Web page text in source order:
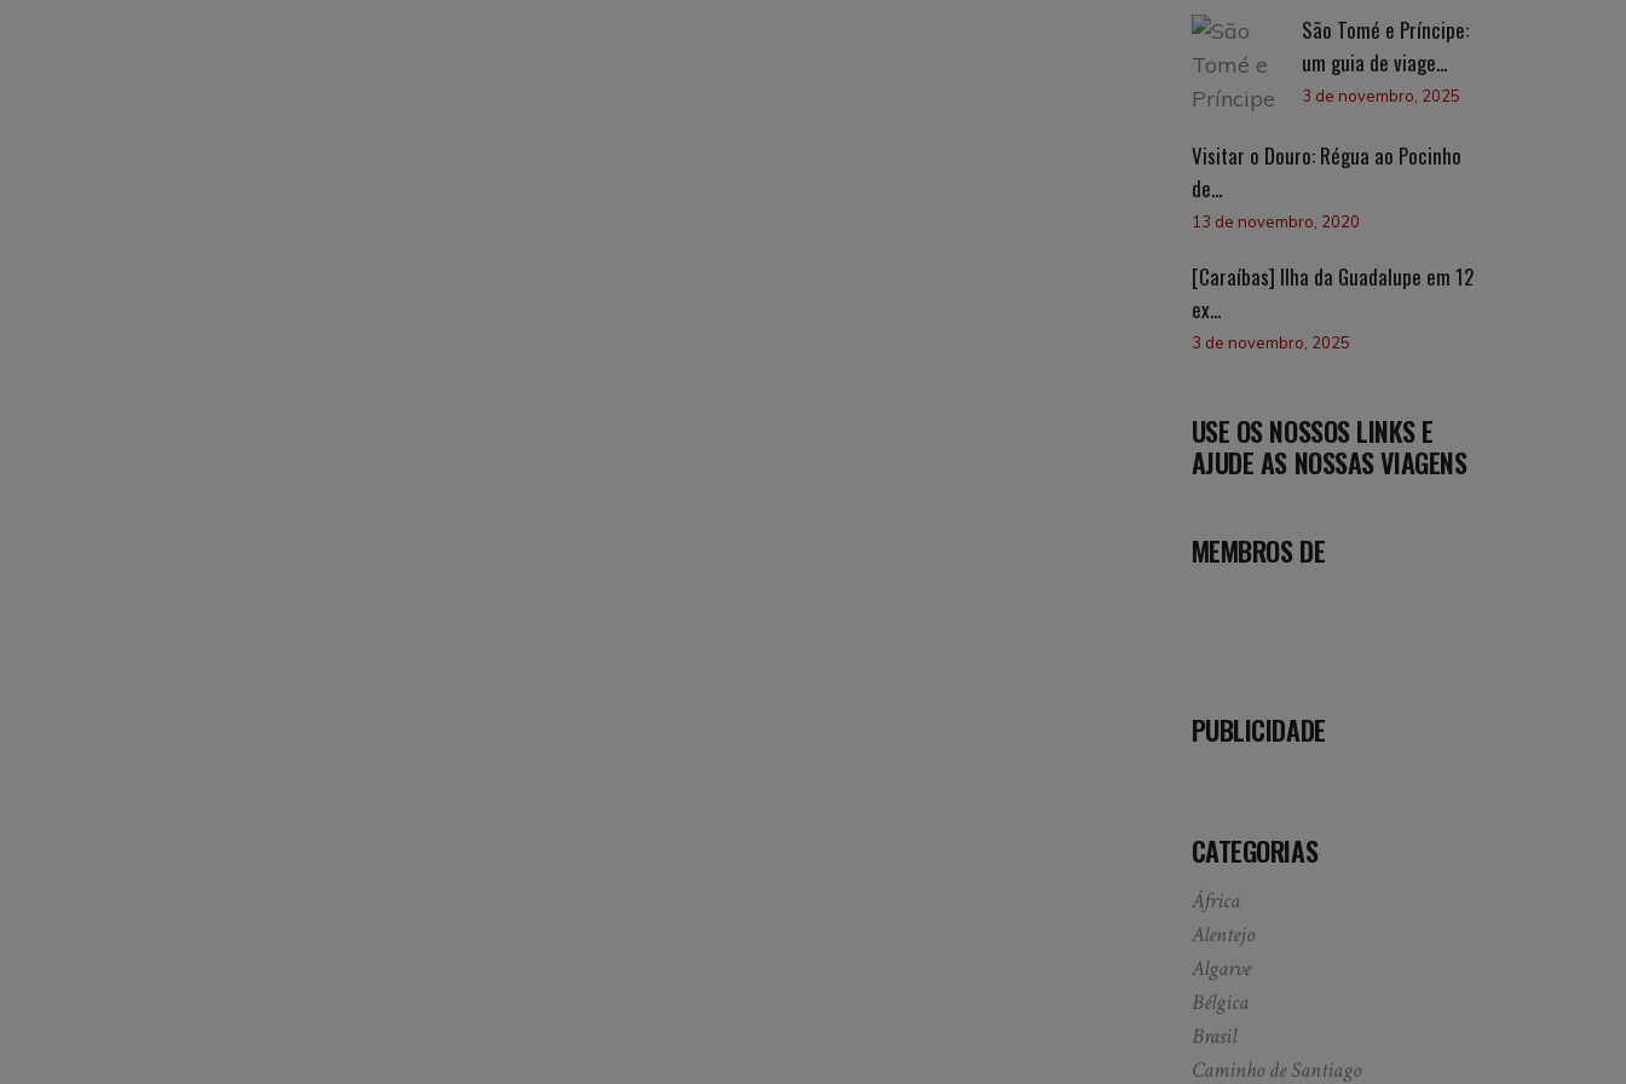
São Tomé e Príncipe:
um guia de viage...
3 de novembro, 2025
Visitar o Douro: Régua ao Pocinho
de...
13 de novembro, 2020
[Caraíbas] Ilha da Guadalupe em 12
ex...
3 de novembro, 2025
USE OS NOSSOS LINKS E
AJUDE AS NOSSAS VIAGENS
MEMBROS DE
PUBLICIDADE
CATEGORIAS
África
Alentejo
Algarve
Bélgica
Brasil
Caminho de Santiago